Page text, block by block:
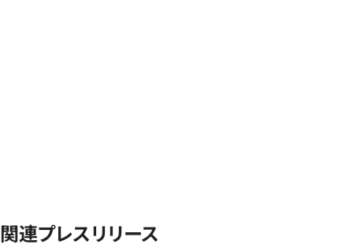
関連プレスリリース